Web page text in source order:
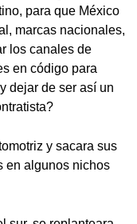
para que México
marcas nacionales,
los canales de
en código para
dejar de ser así un
y sacara sus
en algunos nichos